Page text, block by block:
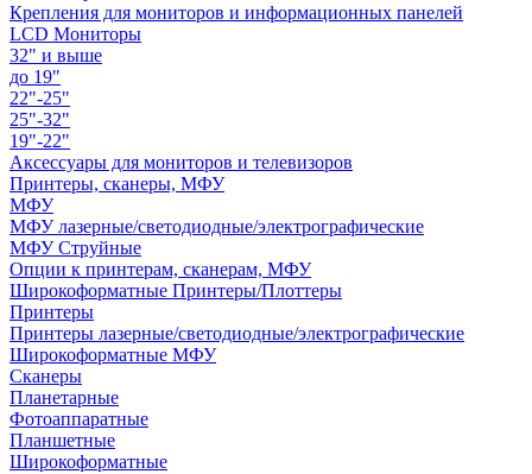
Крепления для мониторов и информационных панелей
LCD Мониторы
32" и выше
до 19"
22"-25"
25"-32"
19"-22"
Аксессуары для мониторов и телевизоров
Принтеры, сканеры, МФУ
МФУ
МФУ лазерные/светодиодные/электрографические
МФУ Струйные
Опции к принтерам, сканерам, МФУ
Широкоформатные Принтеры/Плоттеры
Принтеры
Принтеры лазерные/светодиодные/электрографические
Широкоформатные МФУ
Сканеры
Планетарные
Фотоаппаратные
Планшетные
Широкоформатные